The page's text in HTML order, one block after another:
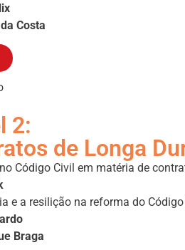
Costa
2:
de Longa
Código Civil em matéria de
e a resilição na reforma do Código
Braga